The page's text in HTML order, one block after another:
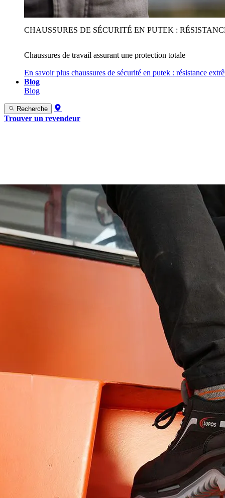
CHAUSSURES DE SÉCURITÉ EN PUTEK :
Chaussures de travail assurant une protection totale
En savoir plus chaussures de sécurité en putek : résistance
Blog
Blog
Recherche
Trouver un revendeur